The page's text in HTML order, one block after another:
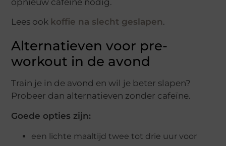
Lees ook koffie na slecht geslapen.
Alternatieven voor pre-
workout in de avond
Train je in de avond en wil je beter slapen?
Probeer dan alternatieven zonder cafeïne.
Goede opties zijn:
een lichte maaltijd twee tot drie uur voor